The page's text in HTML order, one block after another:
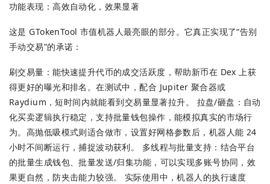
功能表现：高效自动化，效果显著
这是 GTokenTool 市值机器人最亮眼的部分。它真正实现了“告别
手动交易”的承诺：
刷交易量：能快速提升代币的成交活跃度，帮助新币在 Dex 上获
得更好的曝光和排名。在测试中，配合 Jupiter 聚合器或
Raydium，短时间内就能看到交易量显著拉升。 拉盘/砸盘：自动
化买卖逻辑执行稳定，支持批量钱包操作，能模拟真实的市场行
为。高抛低吸模式则适合做市，设置好网格参数后，机器人能 24
小时不间断运行，捕捉波动获利。 多线程与批量支持：结合平台
的批量生成钱包、批量发送/归集功能，可以实现多账号协同，效
果更自然，防夹击能力较强。 实际使用中，机器人的执行速度